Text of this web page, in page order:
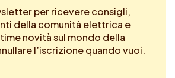
per ricevere consigli,
della comunità elettrica e
novità sul mondo della
l’iscrizione quando vuoi.